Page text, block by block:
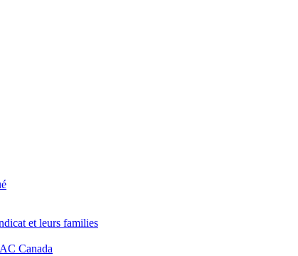
et leurs families
Canada